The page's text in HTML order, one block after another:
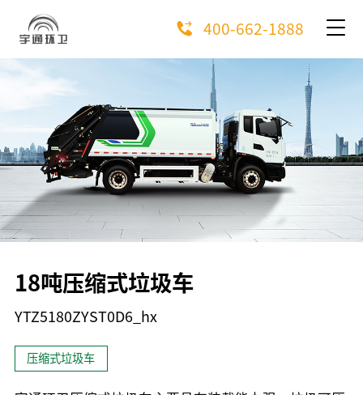
400-662-1888
18吨压缩式垃圾车
YTZ5180ZYST0D6_hx
压缩式垃圾车